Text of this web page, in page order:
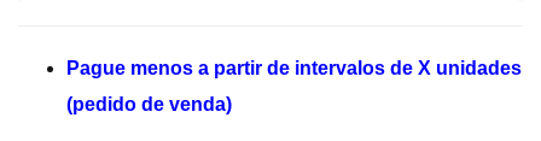
Pague menos a partir de intervalos de X unidades
(pedido de venda)